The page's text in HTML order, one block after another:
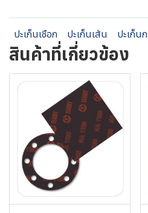
ปะเก็นเชือก ปะเก็นเส้น ปะเก็น
สินค้าที่เกี่ยวข้อง